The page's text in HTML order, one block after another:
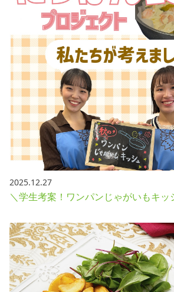
2025.12.27
＼学生考案！ワンパンじゃがいもキッ